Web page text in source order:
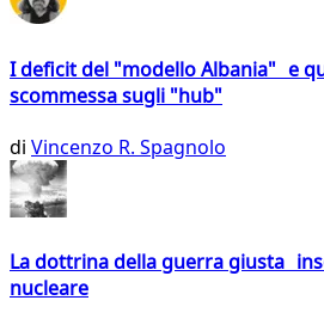
I deficit del "modello Albania" e
scommessa sugli "hub"
di Vincenzo R. Spagnolo
La dottrina della guerra giusta
nucleare